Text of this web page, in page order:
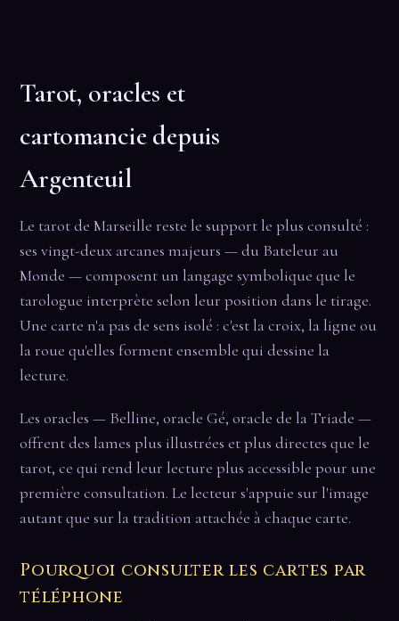
Tarot, oracles et
cartomancie depuis
Argenteuil
Le tarot de Marseille reste le support le plus consulté :
ses vingt-deux arcanes majeurs — du Bateleur au
Monde — composent un langage symbolique que le
tarologue interprète selon leur position dans le tirage.
Une carte n'a pas de sens isolé : c'est la croix, la ligne ou
la roue qu'elles forment ensemble qui dessine la
lecture.
Les oracles — Belline, oracle Gé, oracle de la Triade —
offrent des lames plus illustrées et plus directes que le
tarot, ce qui rend leur lecture plus accessible pour une
première consultation. Le lecteur s'appuie sur l'image
autant que sur la tradition attachée à chaque carte.
Pourquoi consulter les cartes par
téléphone